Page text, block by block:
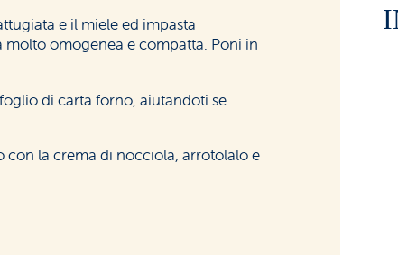
e il miele ed impasta
omogenea e compatta. Poni in
di carta forno, aiutandoti se
con la crema di nocciola, arrotolalo e